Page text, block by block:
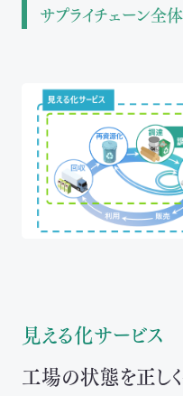
サプライチェーン全
見える化サービス
工場の状態を正し